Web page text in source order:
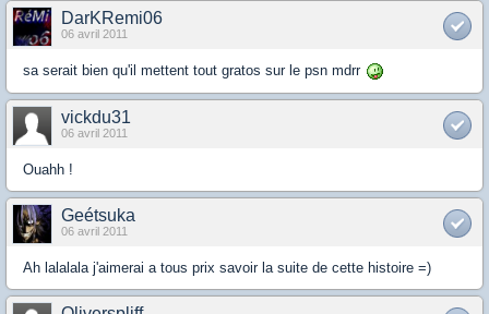
DarKRemi06
06 avril 2011
sa serait bien qu'il mettent tout gratos sur le psn mdrr
vickdu31
06 avril 2011
Ouahh !
Geétsuka
06 avril 2011
Ah lalalala j'aimerai a tous prix savoir la suite de cette histoire =)